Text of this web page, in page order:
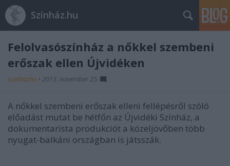
Színház.hu
Felolvasószínház a nőkkel szembeni
erőszak ellen Újvidéken
szinhazhu • 2013. november 25.
A nőkkel szembeni erőszak elleni fellépésről szóló
előadást mutat be hétfőn az Újvidéki Színház, a
dokumentarista produkciót a közeljövőben több
nyugat-balkáni országban is játsszák.